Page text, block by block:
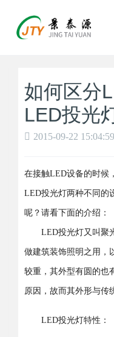
如何区分
LED投光
2015-09-22 15:04:59
在接触LED设备的时候
LED投光灯两种不同的
呢？请看下面的介绍：
LED投光灯又叫聚光
做建筑装饰照明之用，
较重，其外型有圆的也
原因，故而其外形与传
LED投光灯特性：